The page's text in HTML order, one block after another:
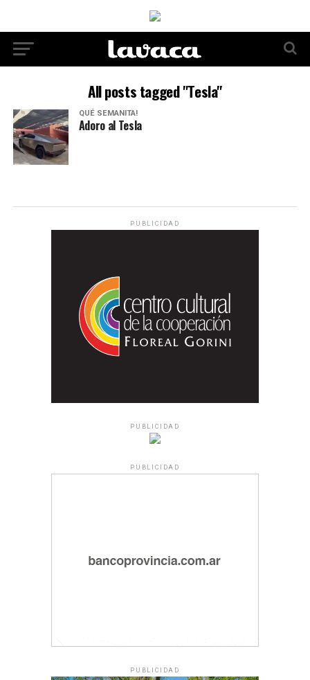
All posts tagged "Tesla"
QUÉ SEMANITA!
Adoro al Tesla
PUBLICIDAD
PUBLICIDAD
PUBLICIDAD
PUBLICIDAD